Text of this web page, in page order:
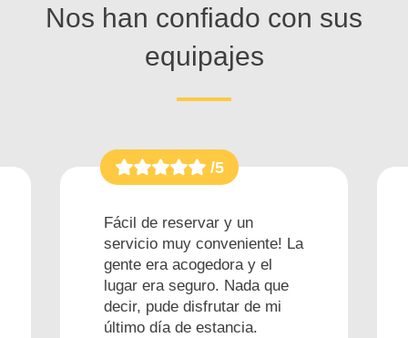
Nos han confiado con sus
equipajes
/5
Fácil de reservar y un
servicio muy conveniente! La
gente era acogedora y el
lugar era seguro. Nada que
decir, pude disfrutar de mi
último día de estancia.